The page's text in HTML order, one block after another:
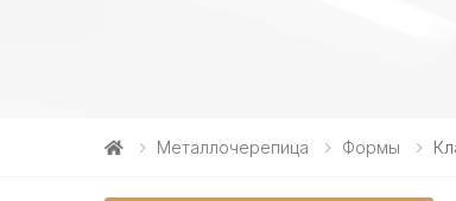
Металлочерепица Формы